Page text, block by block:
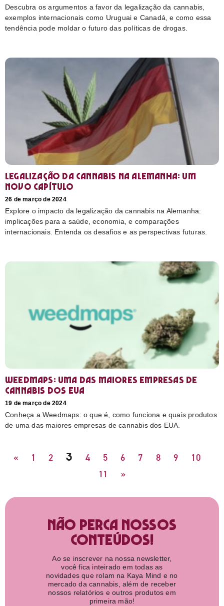
Descubra os argumentos a favor da legalização da cannabis,
exemplos internacionais como Uruguai e Canadá, e como essa
tendência pode moldar o futuro das políticas de drogas.
Legalização da cannabis na Alemanha: Um
novo capítulo
26 de março de 2024
Explore o impacto da legalização da cannabis na Alemanha:
implicações para a saúde, economia, e comparações
internacionais. Entenda os desafios e as perspectivas futuras.
Weedmaps: uma das maiores empresas de
cannabis dos EUA
19 de março de 2024
Conheça a Weedmaps: o que é, como funciona e quais produtos
de uma das maiores empresas de cannabis dos EUA.
« 1 2 3 4 5 6 7 8 9
10
11
»
Não perca nossos
conteúdos!
Ao se inscrever na nossa newsletter,
você fica inteirado em todas as
novidades que rolam na Kaya Mind e no
mercado da cannabis, além de receber
nossos relatórios e outros produtos em
primeira mão!